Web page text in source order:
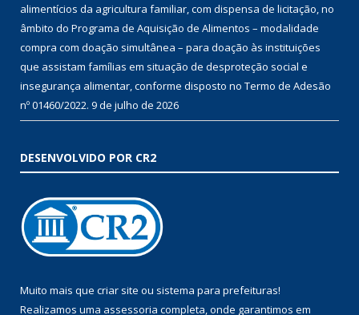
alimentícios da agricultura familiar, com dispensa de licitação, no
âmbito do Programa de Aquisição de Alimentos – modalidade
compra com doação simultânea – para doação às instituições
que assistam famílias em situação de desproteção social e
insegurança alimentar, conforme disposto no Termo de Adesão
nº 01460/2022. 9 de julho de 2026
DESENVOLVIDO POR CR2
Muito mais que criar site ou sistema para prefeituras!
Realizamos uma assessoria completa, onde garantimos em